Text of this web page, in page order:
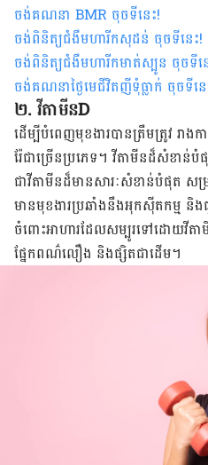
ចង់គណនា BMR ចុចទីនេះ!
ចង់ពិនិត្យជំងឺមហារីកសុដន់ ចុចទីនេះ!
ចង់ពិនិត្យជំងឺមហារីកមាត់ស្បូន ចុចទីន
ចង់គណនាថ្ងៃមេជីវិតញីទុំធ្លាក់ ចុចទីន
២. វីតាមីន​D
ដើម្បី​បំពេញ​មុខងារ​បាន​ត្រឹមត្រូវ រាង
រ៉ែ​ជា​ច្រើន​ប្រភេទ។ វីតាមីន​ដ៏​សំខាន់​
ជា​វីតាមីន​ដ៏​មាន​សារៈសំខាន់​បំផុត​ សម្
មាន​មុខងារ​ប្រឆាំង​នឹង​អុកស៊ីតកម្ម​ និ
ចំពោះ​អាហារ​ដែល​សម្បូរ​ទៅ​ដោយ​វីត
ផ្នែក​ពណ៌​លឿង និង​ផ្សិត​ជា​ដើម។